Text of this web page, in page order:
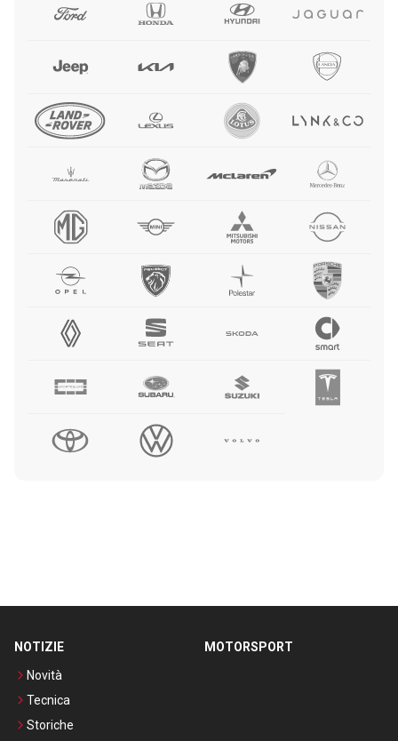
NOTIZIE
Novità
Tecnica
Storiche
MOTORSPORT